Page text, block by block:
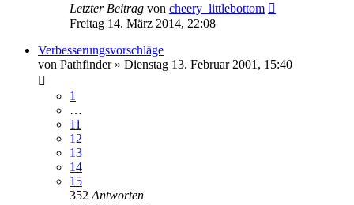
Letzter Beitrag von cheery_littlebottom
Freitag 14. März 2014, 22:08
Verbesserungsvorschläge
von Pathfinder» Dienstag 13. Februar 2001, 15:40
1
…
11
12
13
14
15
352 Antworten